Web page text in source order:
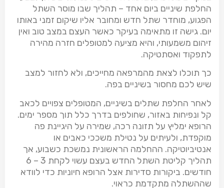
החלפת שיניים ביום אחד – תהליך שבו מוסר השתל
הפגוע, מוחדר שתל חדש ומחובר אליו שיקום זמני באותו
יום. גישה זו מתאימה בעיקר כאשר העצם במצב טוב ואין
זיהום משמעותי, והיא מציעה למטופלים חזרה מהירה
לתפקוד ואסתטיקה.
כך תוכלו לצאת מהמרפאה מחייכים, ולא לחזור למצב
שיש לכם מחסור בשיניים בפה.
לאחר החלפת שתלים בשיניים, המטופלים צפויים לכאב
קל ונפיחות באזור, שחולפים בדרך כלל תוך מספר ימים.
הרופא ימליץ על תזונה רכה, שמירה על היגיינת פה
מוקפדת, ולעיתים על נטילת משככי כאבים או
אנטיביוטיקה. ההחלמה הראשונית נמשכת כשבוע, אך
תהליך קליטת השתל החדש בעצם עשוי לקחת 6 – 3
חודשים. ביקורות סדירות אצל הרופא חיוניות כדי לוודא
שההשתלה מתקדמת כראוי.